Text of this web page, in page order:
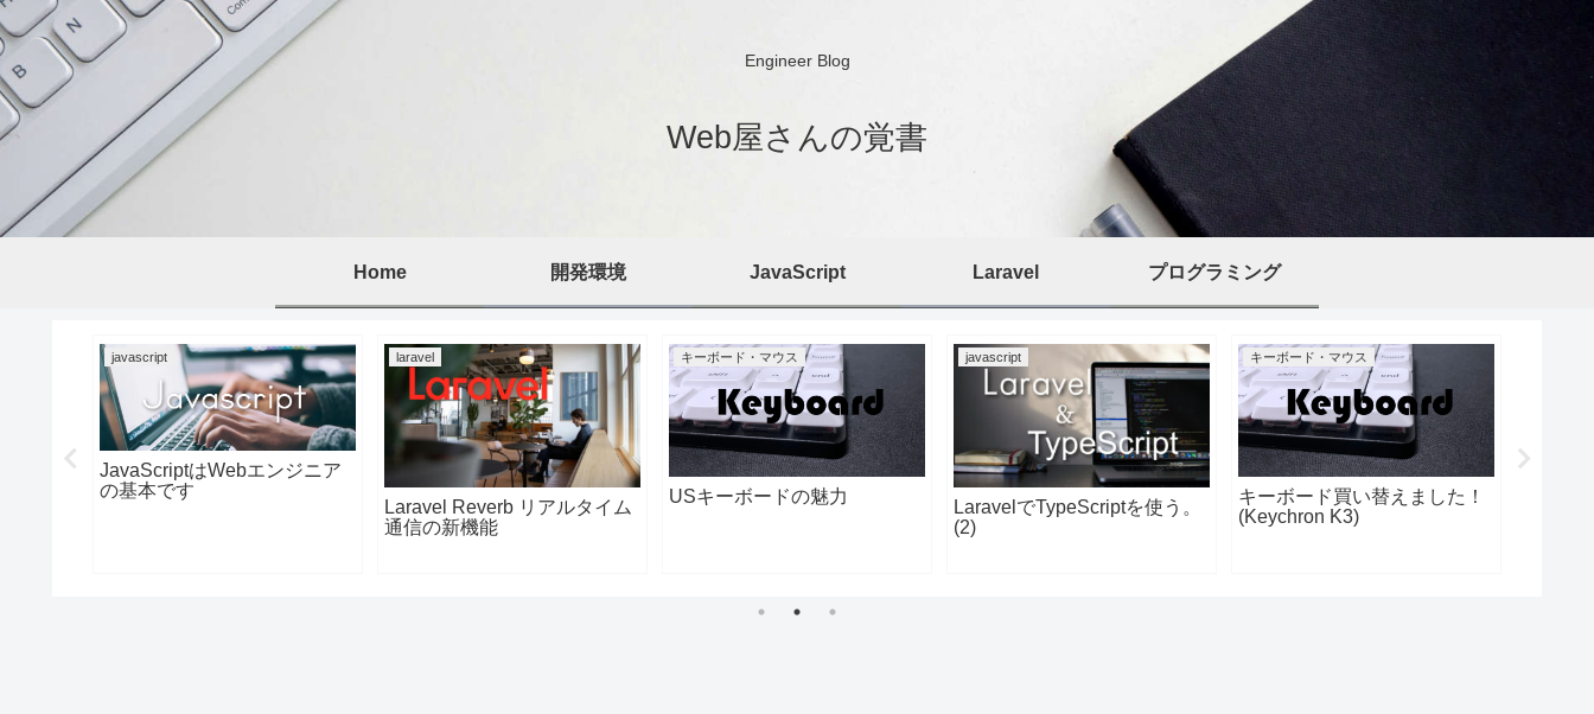
Engineer Blog
Web屋さんの覚書
Home 開発環境 JavaScript Laravel プログラミング
javascript
JavaScriptはWebエンジニア
の基本です
laravel
Laravel Reverb リアルタイム
通信の新機能
キーボード・マウス
USキーボードの魅力
javascript
LaravelでTypeScriptを使う。
(2)
キーボード・マウス
キーボード買い替えました！
(Keychron K3)